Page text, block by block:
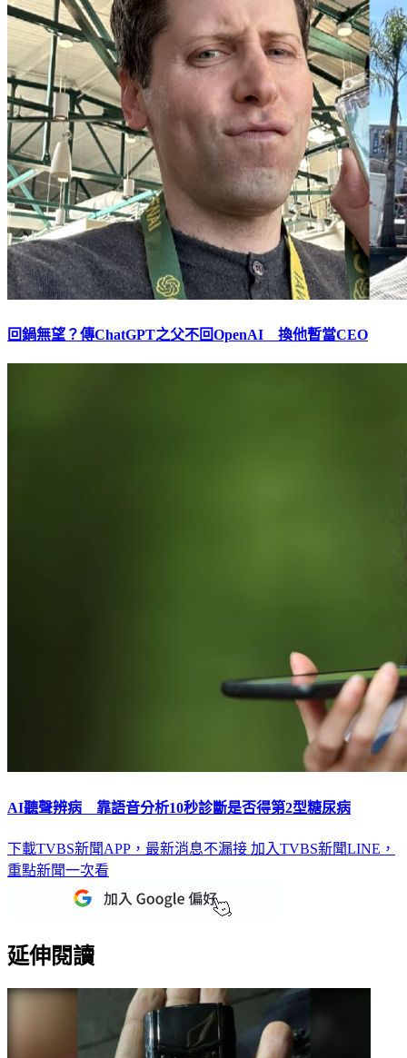
回鍋無望？傳ChatGPT之父不回OpenAI 換他暫當CEO
AI聽聲辨病 靠語音分析10秒診斷是否得第2型糖尿病
下載TVBS新聞APP，最新消息不漏接 加入TVBS新聞LINE，
重點新聞一次看
延伸閱讀